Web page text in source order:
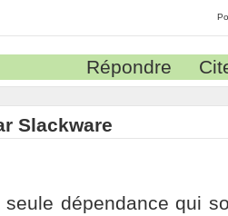
Répondre
Slackware
seule dépendance qui